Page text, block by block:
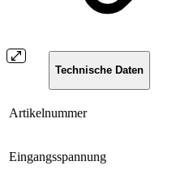
Technische Daten
Artikelnummer
Eingangsspannung